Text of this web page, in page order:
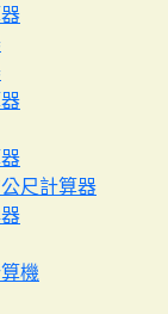
尺計算器
機